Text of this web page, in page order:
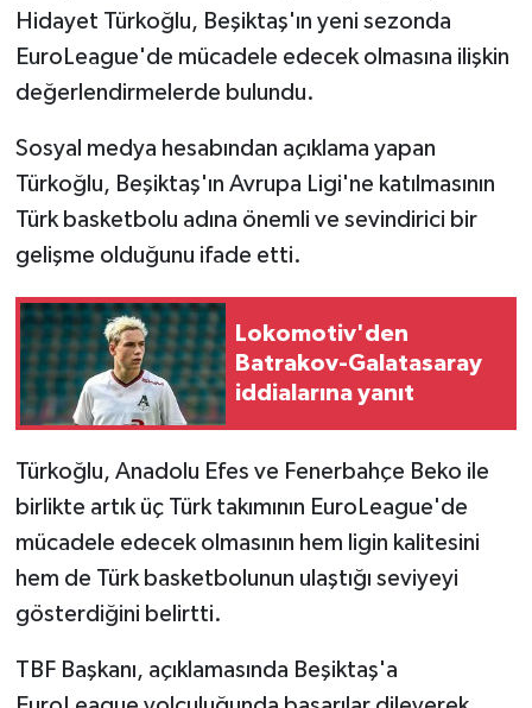
Hidayet Türkoğlu, Beşiktaş'ın yeni sezonda
EuroLeague'de mücadele edecek olmasına ilişkin
değerlendirmelerde bulundu.
Sosyal medya hesabından açıklama yapan
Türkoğlu, Beşiktaş'ın Avrupa Ligi'ne katılmasının
Türk basketbolu adına önemli ve sevindirici bir
gelişme olduğunu ifade etti.
Lokomotiv'den
Batrakov-Galatasaray
iddialarına yanıt
Türkoğlu, Anadolu Efes ve Fenerbahçe Beko ile
birlikte artık üç Türk takımının EuroLeague'de
mücadele edecek olmasının hem ligin kalitesini
hem de Türk basketbolunun ulaştığı seviyeyi
gösterdiğini belirtti.
TBF Başkanı, açıklamasında Beşiktaş'a